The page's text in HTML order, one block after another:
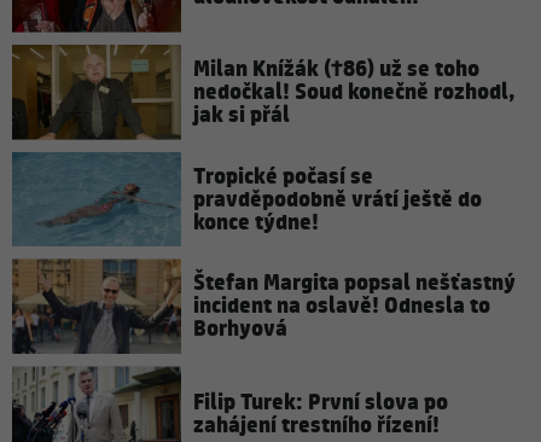
Milan Knížák (†86) už se toho
nedočkal! Soud konečně rozhodl,
jak si přál
Tropické počasí se
pravděpodobně vrátí ještě do
konce týdne!
Štefan Margita popsal nešťastný
incident na oslavě! Odnesla to
Borhyová
Filip Turek: První slova po
zahájení trestního řízení!